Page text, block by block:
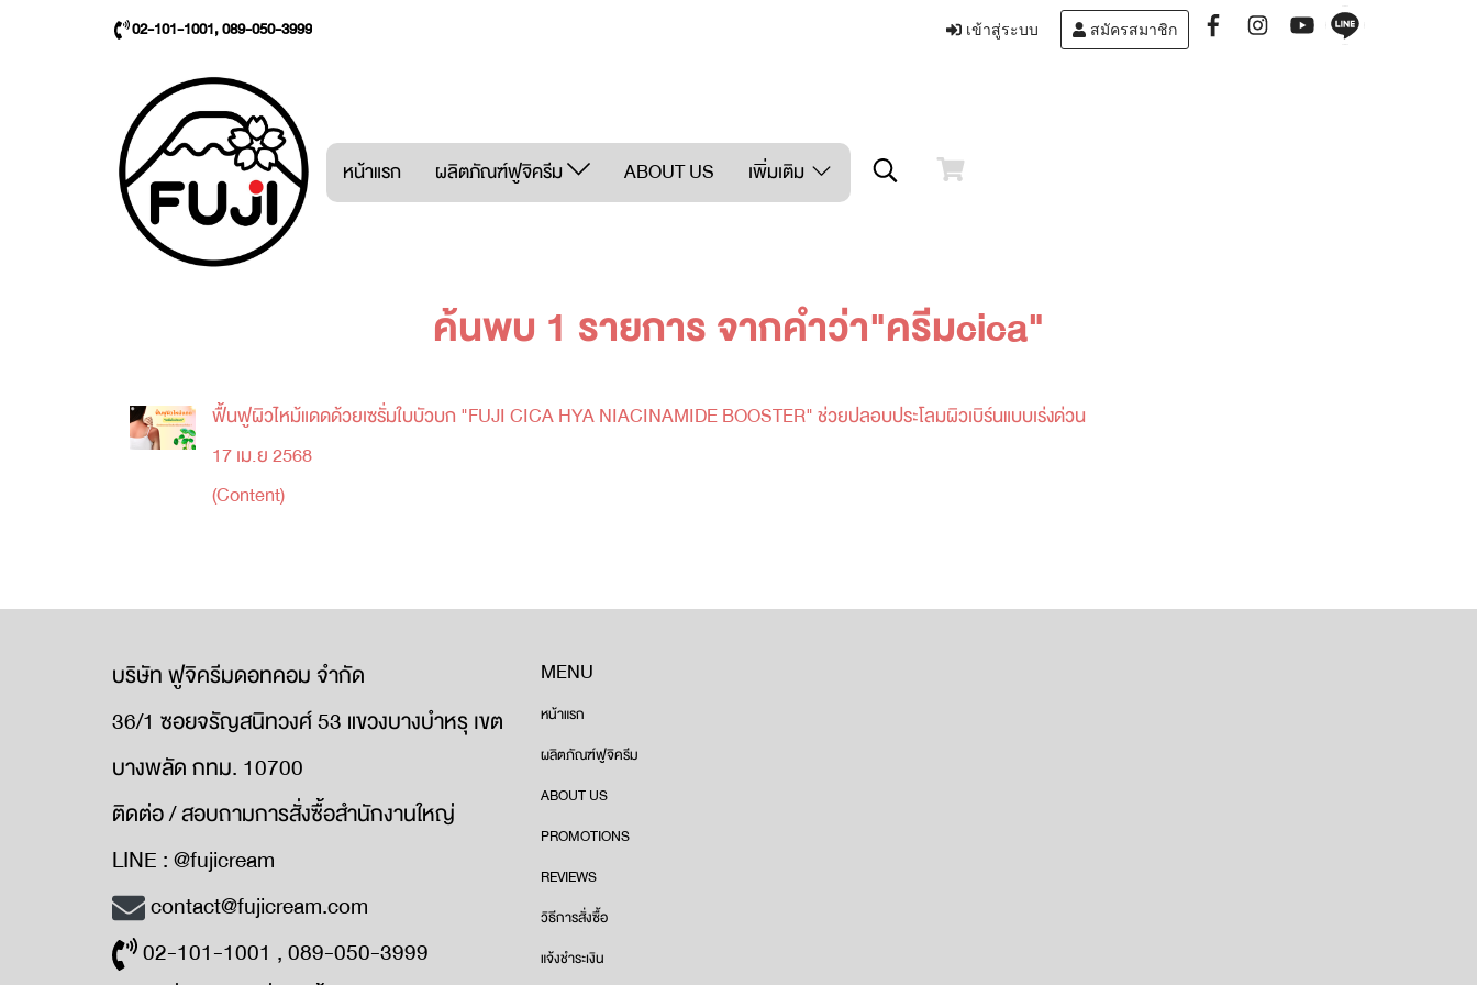
02-101-1001, 089-050-3999 เข้าสู่ระบบ สมัครสมาชิก
หน้าแรก ผลิตภัณฑ์ฟูจิครีม ABOUT US เพิ่มเติม
ค้นพบ 1 รายการ จากคำว่า"ครีมcica"
ฟื้นฟูผิวไหม้แดดด้วยเซรั่มใบบัวบก "FUJI CICA HYA NIACINAMIDE BOOSTER" ช่วยปลอบประโลมผิวเบิร์นแบบเร่งด่วน
17 เม.ย 2568
(Content)
บริษัท ฟูจิครีมดอทคอม จำกัด
36/1 ซอยจรัญสนิทวงศ์ 53 แขวงบางบำหรุ เขต
บางพลัด กทม. 10700
ติดต่อ / สอบถามการสั่งซื้อสำนักงานใหญ่
LINE : @fujicream
contact@fujicream.com
02-101-1001 , 089-050-3999
MENU
หน้าแรก
ผลิตภัณฑ์ฟูจิครีม
ABOUT US
PROMOTIONS
REVIEWS
วิธีการสั่งซื้อ
แจ้งชำระเงิน